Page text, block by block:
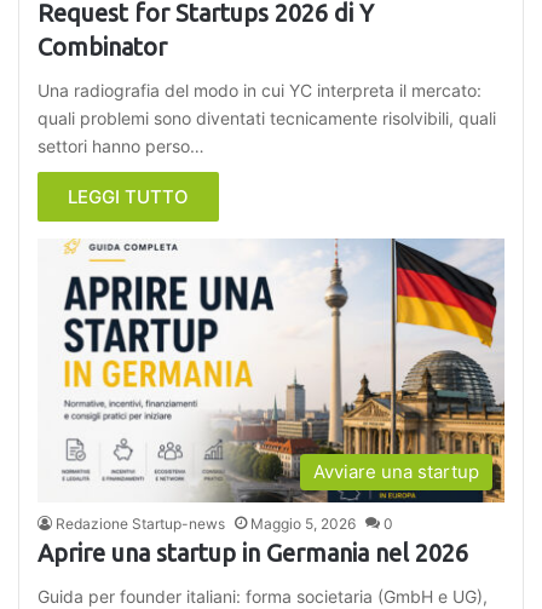
Request for Startups 2026 di Y
Combinator
Una radiografia del modo in cui YC interpreta il mercato:
quali problemi sono diventati tecnicamente risolvibili, quali
settori hanno perso…
LEGGI TUTTO
Avviare una startup
Redazione Startup-news Maggio 5, 2026 0
Aprire una startup in Germania nel 2026
Guida per founder italiani: forma societaria (GmbH e UG),